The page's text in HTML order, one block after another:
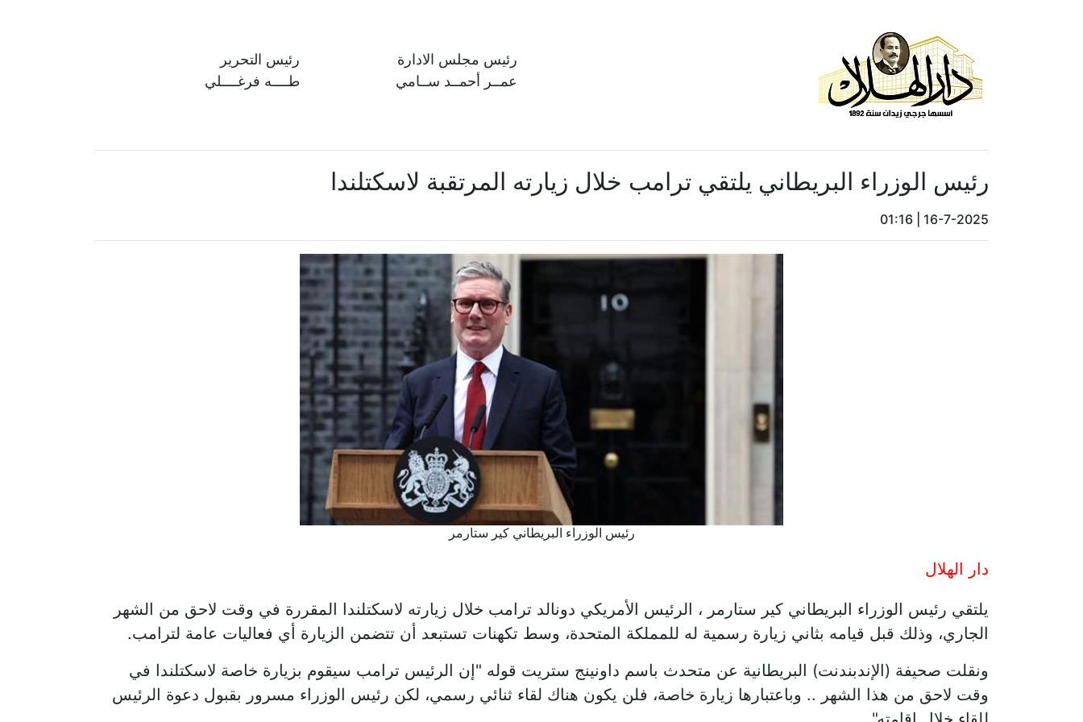
رئيس مجلس الادارة
عمــر أحمــد ســامي
رئيس التحرير
طــــه فرغــــلي
رئيس الوزراء البريطاني يلتقي ترامب خلال زيارته المرتقبة لاسكتلندا
16-7-2025
01:16
رئيس الوزراء البريطاني كير ستارمر
دار الهلال
يلتقي رئيس الوزراء البريطاني كير ستارمر ، الرئيس الأمريكي دونالد ترامب خلال زيارته لاسكتلندا المقررة في وقت لاحق من الشهر
الجاري، وذلك قبل قيامه بثاني زيارة رسمية له للمملكة المتحدة، وسط تكهنات تستبعد أن تتضمن الزيارة أي فعاليات عامة لترامب.
ونقلت صحيفة (الإندبندنت) البريطانية عن متحدث باسم داونينج ستريت قوله "إن الرئيس ترامب سيقوم بزيارة خاصة لاسكتلندا في
وقت لاحق من هذا الشهر .. وباعتبارها زيارة خاصة، فلن يكون هناك لقاء ثنائي رسمي، لكن رئيس الوزراء مسرور بقبول دعوة الرئيس